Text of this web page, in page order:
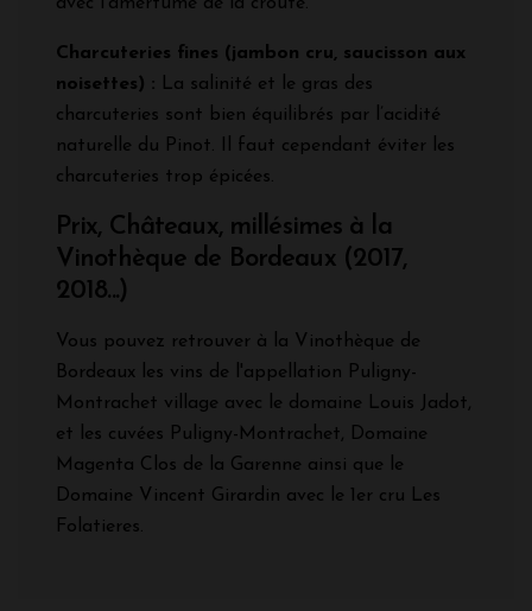
Charcuteries fines (jambon cru, saucisson aux
noisettes) : La salinité et le gras des
charcuteries sont bien équilibrés par l’acidité
naturelle du Pinot. Il faut cependant éviter les
charcuteries trop épicées.
Prix, Châteaux, millésimes à la
Vinothèque de Bordeaux (2017,
2018...)
Vous pouvez retrouver à la Vinothèque de
Bordeaux les vins de l'appellation Puligny-
Montrachet village avec le domaine Louis Jadot,
et les cuvées Puligny-Montrachet, Domaine
Magenta Clos de la Garenne ainsi que le
Domaine Vincent Girardin avec le 1er cru Les
Folatieres.